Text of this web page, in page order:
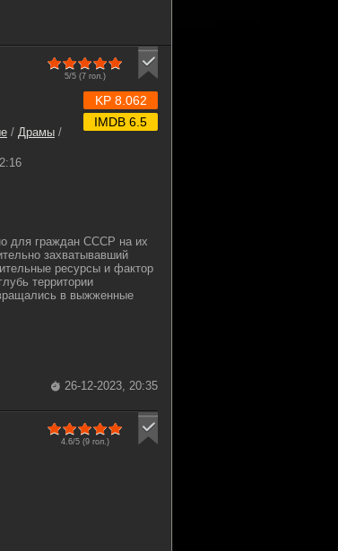
5/5 (7гол.)
/ Драмы /
KP 8.062
IMDB 6.5
для граждан СССР на их
захватывавший
ресурсы и фактор
территории
в выжженные
26-12-2023, 20:35
4.6/5 (9гол.)